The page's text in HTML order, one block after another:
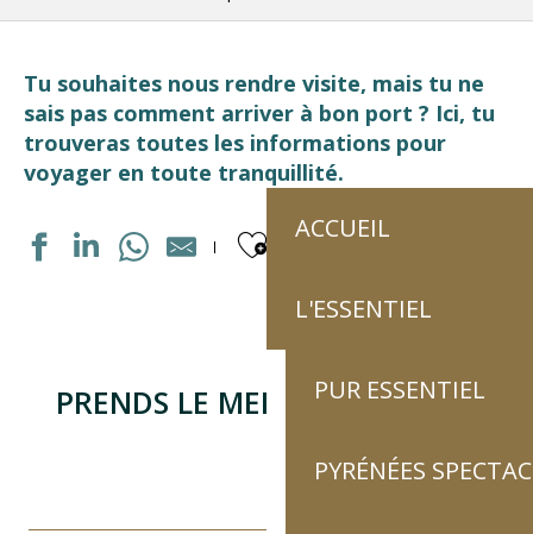
ACCUEIL
L'ESSENTIEL
PUR ESSENTIEL
PYRÉNÉES
Tu souhaites nous rendre visite, mais tu ne
sais pas comment arriver à bon port ? Ici, tu
trouveras toutes les informations pour
voyager en toute tranquillité.
Ajouter aux
PRENDS LE MEILLEUR CHEMIN